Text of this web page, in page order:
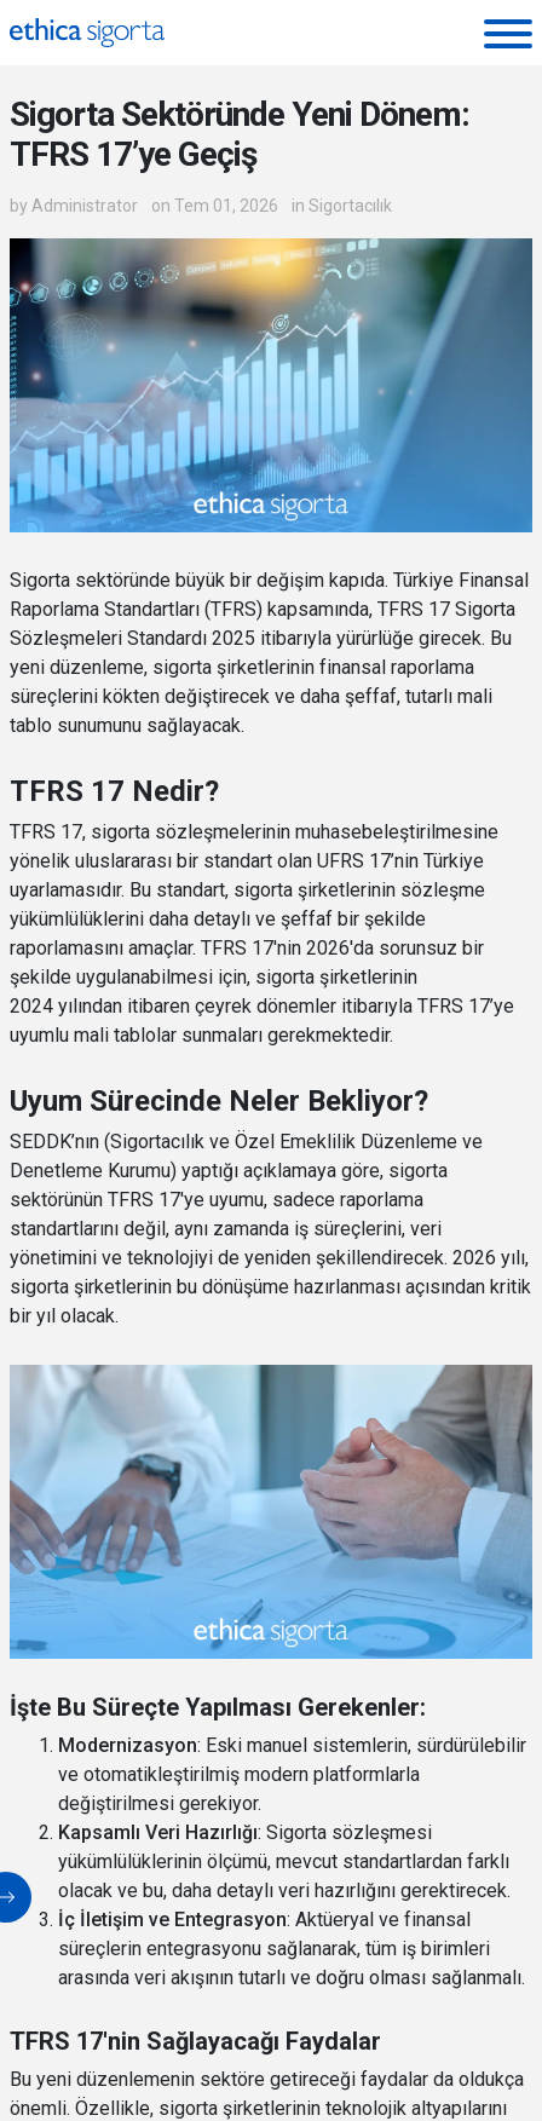
Sigorta Sektöründe Yeni Dönem:
TFRS 17’ye Geçiş
by Administrator on Tem 01, 2026 in Sigortacılık
Sigorta sektöründe büyük bir değişim kapıda. Türkiye Finansal
Raporlama Standartları (TFRS) kapsamında, TFRS 17 Sigorta
Sözleşmeleri Standardı 2025 itibarıyla yürürlüğe girecek. Bu
yeni düzenleme, sigorta şirketlerinin finansal raporlama
süreçlerini kökten değiştirecek ve daha şeffaf, tutarlı mali
tablo sunumunu sağlayacak.
TFRS 17 Nedir?
TFRS 17, sigorta sözleşmelerinin muhasebeleştirilmesine
yönelik uluslararası bir standart olan UFRS 17’nin Türkiye
uyarlamasıdır. Bu standart, sigorta şirketlerinin sözleşme
yükümlülüklerini daha detaylı ve şeffaf bir şekilde
raporlamasını amaçlar. TFRS 17'nin 2026'da sorunsuz bir
şekilde uygulanabilmesi için, sigorta şirketlerinin
2024 yılından itibaren çeyrek dönemler itibarıyla TFRS 17’ye
uyumlu mali tablolar sunmaları gerekmektedir.
Uyum Sürecinde Neler Bekliyor?
SEDDK’nın (Sigortacılık ve Özel Emeklilik Düzenleme ve
Denetleme Kurumu) yaptığı açıklamaya göre, sigorta
sektörünün TFRS 17'ye uyumu, sadece raporlama
standartlarını değil, aynı zamanda iş süreçlerini, veri
yönetimini ve teknolojiyi de yeniden şekillendirecek. 2026 yılı,
sigorta şirketlerinin bu dönüşüme hazırlanması açısından kritik
bir yıl olacak.
İşte Bu Süreçte Yapılması Gerekenler:
Modernizasyon: Eski manuel sistemlerin, sürdürülebilir
ve otomatikleştirilmiş modern platformlarla
değiştirilmesi gerekiyor.
Kapsamlı Veri Hazırlığı: Sigorta sözleşmesi
yükümlülüklerinin ölçümü, mevcut standartlardan farklı
olacak ve bu, daha detaylı veri hazırlığını gerektirecek.
İç İletişim ve Entegrasyon: Aktüeryal ve finansal
süreçlerin entegrasyonu sağlanarak, tüm iş birimleri
arasında veri akışının tutarlı ve doğru olması sağlanmalı.
TFRS 17'nin Sağlayacağı Faydalar
Bu yeni düzenlemenin sektöre getireceği faydalar da oldukça
önemli. Özellikle, sigorta şirketlerinin teknolojik altyapılarını